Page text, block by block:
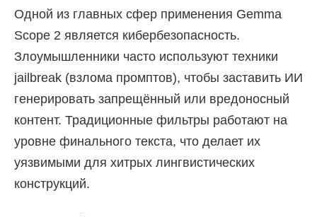
Одной из главных сфер применения Gemma
Scope 2 является кибербезопасность.
Злоумышленники часто используют техники
jailbreak (взлома промптов), чтобы заставить ИИ
генерировать запрещённый или вредоносный
контент. Традиционные фильтры работают на
уровне финального текста, что делает их
уязвимыми для хитрых лингвистических
конструкций.